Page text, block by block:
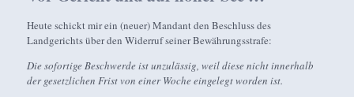
Heute schickt mir ein (neuer) Mandant den Beschluss des
Landgerichts über den Widerruf seiner Bewährungsstrafe:
Die sofortige Beschwerde ist unzulässig, weil diese nicht innerhalb
der gesetzlichen Frist von einer Woche eingelegt worden ist.